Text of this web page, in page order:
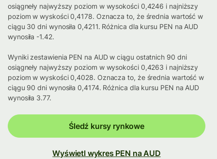
osiągneły najwyższy poziom w wysokości 0,4246 i najniższy
poziom w wyskości 0,4178. Oznacza to, że średnia wartość w
ciągu 30 dni wynosiła 0,4211. Różnica dla kursu PEN na AUD
wynosiła -1.42.
Wyniki zestawienia PEN na AUD w ciągu ostatnich 90 dni
osiągneły najwyższy poziom w wysokości 0,4263 i najniższy
poziom w wyskości 0,4028. Oznacza to, że średnia wartość w
ciągu 90 dni wynosiła 0,4174. Różnica dla kursu PEN na AUD
wynosiła 3.77.
Śledź kursy rynkowe
Wyświetl wykres PEN na AUD